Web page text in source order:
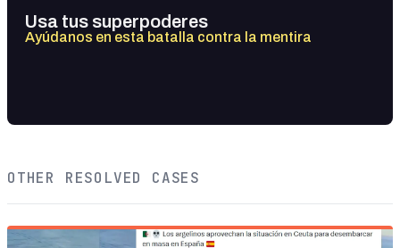
Usa tus superpoderes
Ayúdanos en esta batalla contra la mentira
OTHER RESOLVED CASES